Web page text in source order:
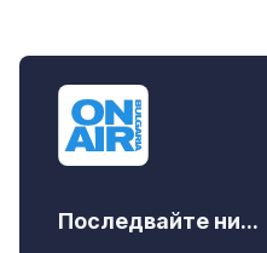
Последвайте ни...